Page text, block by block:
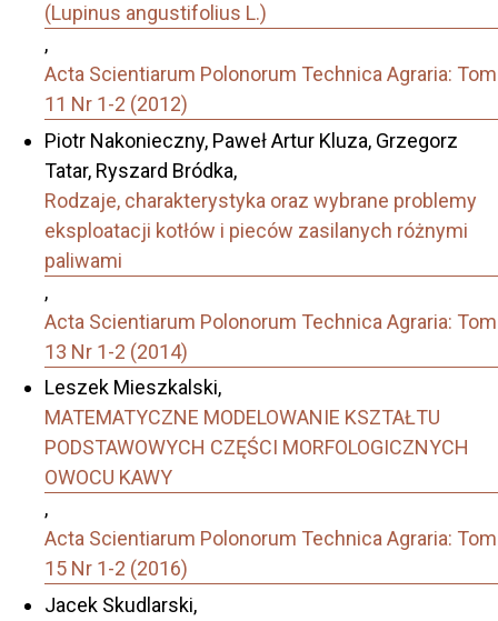
(Lupinus angustifolius L.)
,
Acta Scientiarum Polonorum Technica Agraria: Tom
11 Nr 1-2 (2012)
Piotr Nakonieczny, Paweł Artur Kluza, Grzegorz
Tatar, Ryszard Bródka,
Rodzaje, charakterystyka oraz wybrane problemy
eksploatacji kotłów i pieców zasilanych różnymi
paliwami
,
Acta Scientiarum Polonorum Technica Agraria: Tom
13 Nr 1-2 (2014)
Leszek Mieszkalski,
MATEMATYCZNE MODELOWANIE KSZTAŁTU
PODSTAWOWYCH CZĘŚCI MORFOLOGICZNYCH
OWOCU KAWY
,
Acta Scientiarum Polonorum Technica Agraria: Tom
15 Nr 1-2 (2016)
Jacek Skudlarski,